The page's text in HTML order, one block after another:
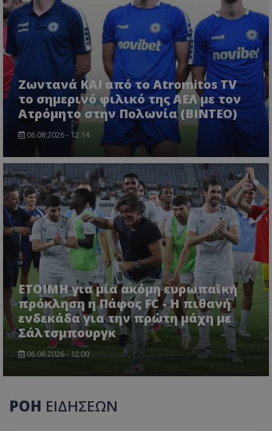
Ζωντανά ΚΑΙ από το Atromitos TV
το σημερινό φιλικό της ΑΕΛ με τον
Ατρόμητο στην Πολωνία (ΒΙΝΤΕΟ)
06.08.2026 - 12:14
ΕΤΟΙΜΗ για μία ακόμη ευρωπαϊκή
πρόκληση η Πάφος FC - Η πιθανή
ενδεκάδα για την πρώτη μάχη με
Σάλτσμπουργκ
06.08.2026 - 12:00
ΡΟΗ ΕΙΔΗΣΕΩΝ